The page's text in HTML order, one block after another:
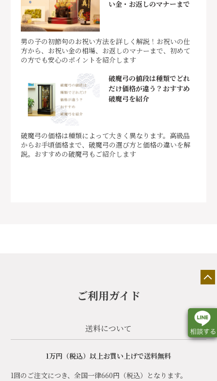
い金・お返しのマナーまで
男の子の初節句のお祝い方法を詳しく解説！お祝いの仕
方から、お祝い金の相場、お返しのマナーまで、初めて
の方でも安心のポイントを紹介します
破魔弓の値段は種類でどれ
だけ価格が違う？おすすめ
破魔弓を紹介
破魔弓の価格は種類によって大きく異なります。高級品
からお手頃価格まで、破魔弓の選び方と価格の違いを解
説。おすすめの破魔弓もご紹介します
ご利用ガイド
送料について
1万円（税込）以上お買い上げで送料無料
1回のご注文につき、全国一律660円（税込）となります。